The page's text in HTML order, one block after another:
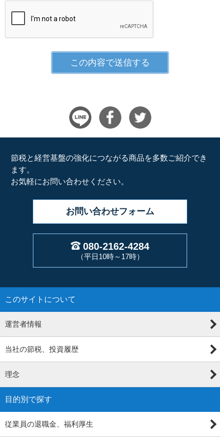
節税と経営基盤の強化につながる商品を多数ご紹介でき
ます。
お気軽にお問い合わせください。
お問い合わせフォーム
080-2162-4284
（平日10時～17時）
このサイトについて
運営者情報
当社の節税、投資履歴
理念
目的別で探す
従業員の退職金、福利厚生